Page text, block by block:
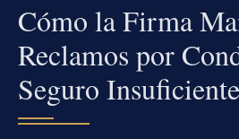
Cómo la Firma
Reclamos por
Seguro Insuficiente